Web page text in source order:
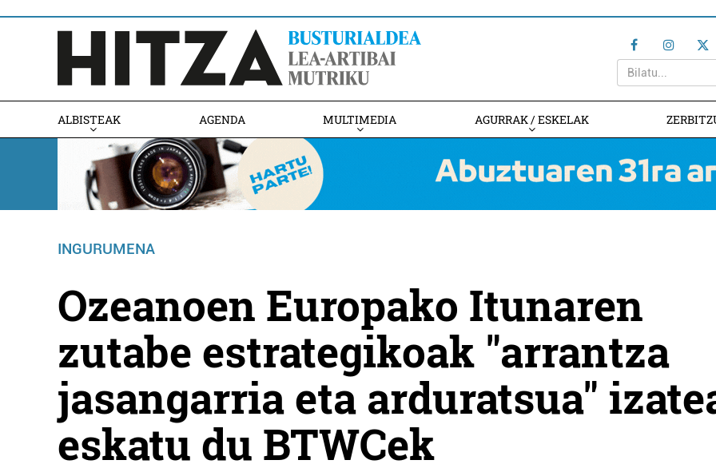
ALBISTEAK AGENDA MULTIMEDIA AGURRAK / ESKELAK
INGURUMENA
Ozeanoen Europako Itunaren
zutabe estrategikoak "arrantza
jasangarria eta arduratsua"
eskatu du BTWCek